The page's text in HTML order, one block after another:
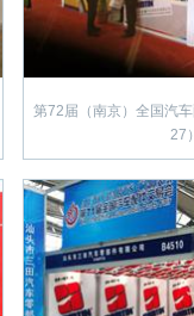
第72届（南京）全国汽
27